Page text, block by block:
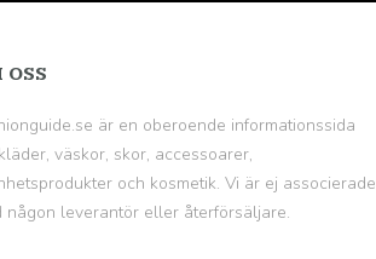
OSS
är en oberoende informationssida
väskor, skor, accessoarer,
och kosmetik. Vi är ej associerade
någon leverantör eller återförsäljare.